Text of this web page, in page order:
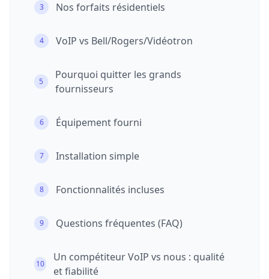
3 Nos forfaits résidentiels
4 VoIP vs Bell/Rogers/Vidéotron
5
Pourquoi quitter les grands
fournisseurs
6 Équipement fourni
7 Installation simple
8 Fonctionnalités incluses
9 Questions fréquentes (FAQ)
10
Un compétiteur VoIP vs nous : qualité
et fiabilité